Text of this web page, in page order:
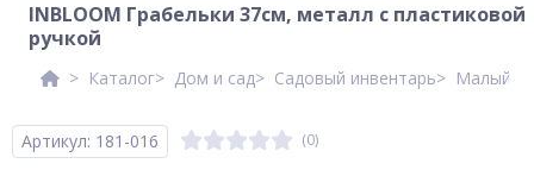
INBLOOM Грабельки 37см, металл с пластиковой
ручкой
Каталог Дом и сад Садовый инвентарь Малый
Артикул: 181-016 (0)